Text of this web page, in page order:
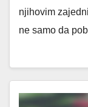
njihovim
ne samo da